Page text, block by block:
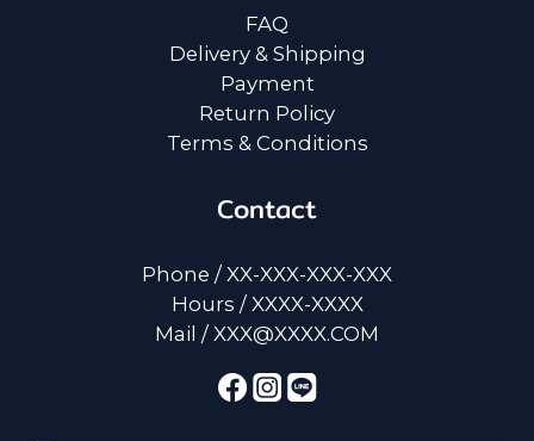
FAQ
Delivery & Shipping
Payment
Return Policy
Terms & Conditions
Contact
Phone / XX-XXX-XXX-XXX
Hours / XXXX-XXXX
Mail / XXX@XXXX.COM